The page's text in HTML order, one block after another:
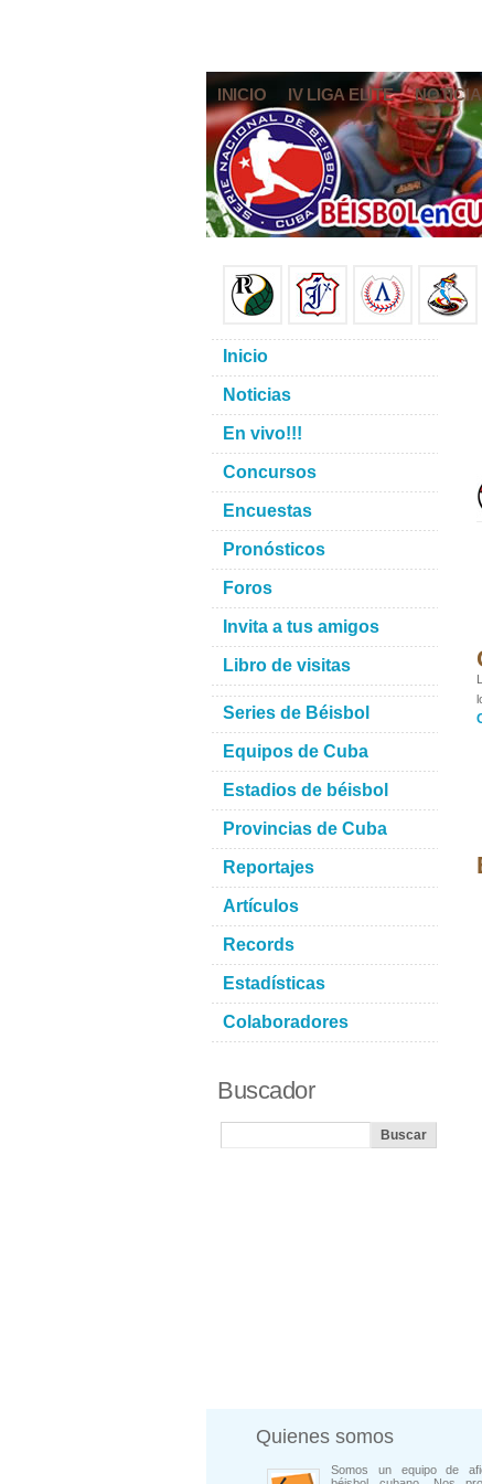
INICIO IV LIGA ELITE
Inicio
Noticias
En vivo!!!
Concursos
Encuestas
Pronósticos
Foros
Invita a tus amigos
Libro de visitas
Series de Béisbol
Equipos de Cuba
Estadios de béisbol
Provincias de Cuba
Reportajes
Artículos
Records
Estadísticas
Colaboradores
Buscador
Quienes somos
Somos un equipo de